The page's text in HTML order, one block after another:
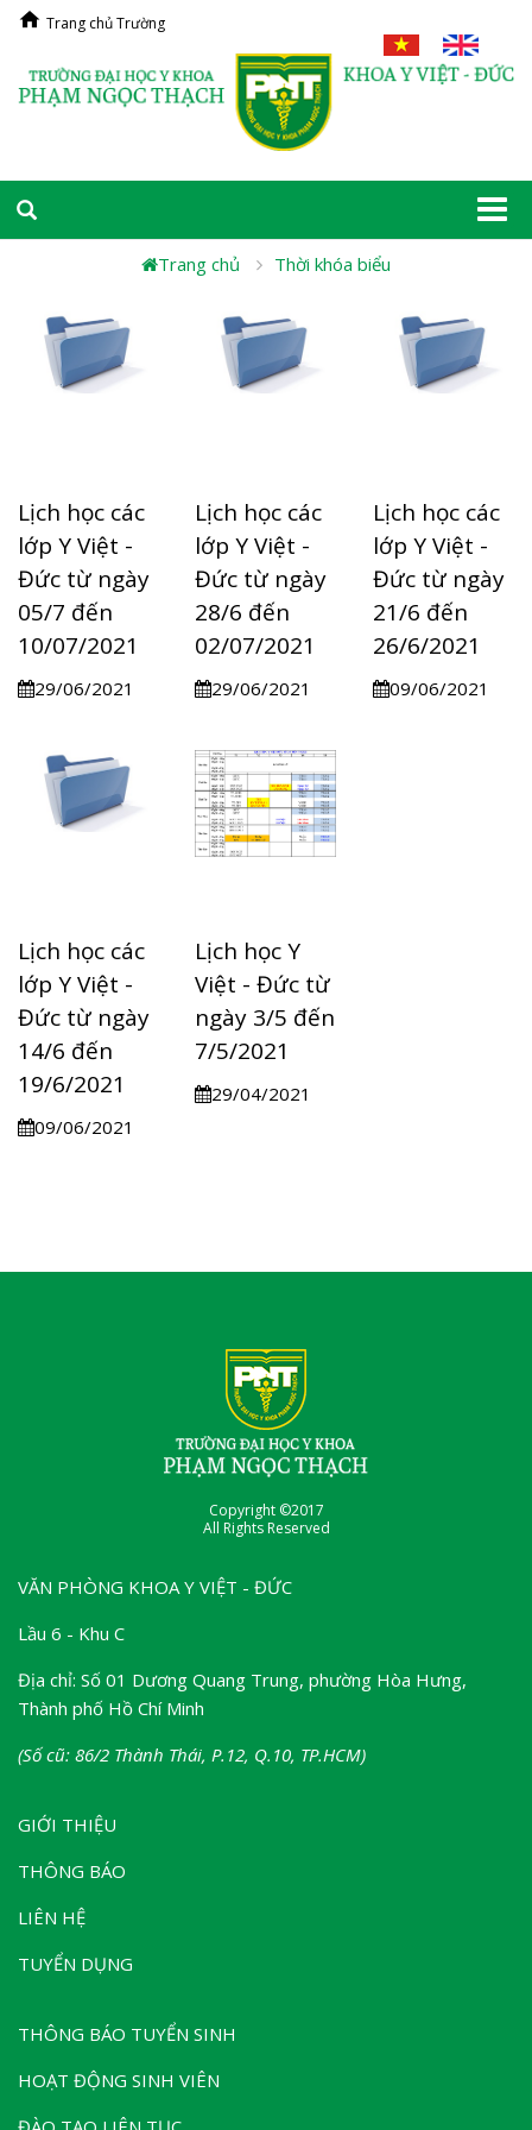
Trang chủ Trường
Trang chủ
Thời khóa biểu
Lịch học các
lớp Y Việt -
Đức từ ngày
05/7 đến
10/07/2021
29/06/2021
Lịch học các
lớp Y Việt -
Đức từ ngày
28/6 đến
02/07/2021
29/06/2021
Lịch học các
lớp Y Việt -
Đức từ ngày
21/6 đến
26/6/2021
09/06/2021
Lịch học các
lớp Y Việt -
Đức từ ngày
14/6 đến
19/6/2021
09/06/2021
Lịch học Y
Việt - Đức từ
ngày 3/5 đến
7/5/2021
29/04/2021
Copyright ©2017
All Rights Reserved
VĂN PHÒNG KHOA Y VIỆT - ĐỨC
Lầu 6 - Khu C
Địa chỉ: Số 01 Dương Quang Trung, phường Hòa Hưng,
Thành phố Hồ Chí Minh
(Số cũ: 86/2 Thành Thái, P.12, Q.10, TP.HCM)
GIỚI THIỆU
THÔNG BÁO
LIÊN HỆ
TUYỂN DỤNG
THÔNG BÁO TUYỂN SINH
HOẠT ĐỘNG SINH VIÊN